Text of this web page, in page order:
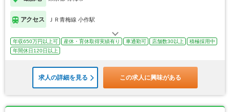
アクセス ＪＲ青梅線 小作駅
年収650万円以上可 産休・育休取得実績有り 車通勤可 店舗数30以上
積極採用中
年間休日120日以上
求人の詳細を見る この求人に興味がある